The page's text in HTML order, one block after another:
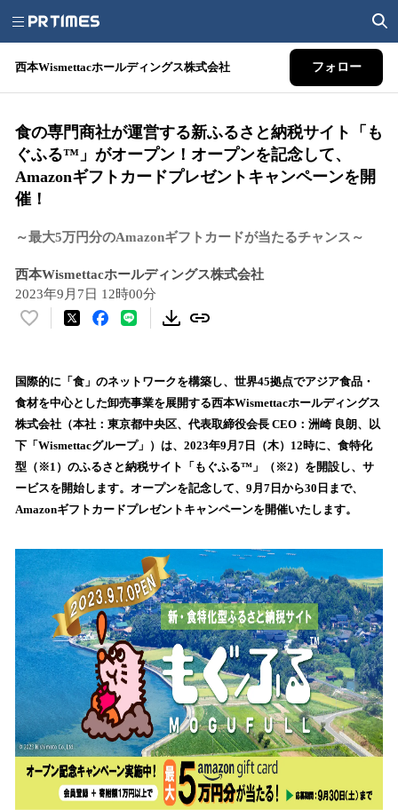
西本Wismettacホールディングス株式会社 フォロー
食の専門商社が運営する新ふるさと納税サイト「も
ぐふる™」がオープン！オープンを記念して、
Amazonギフトカードプレゼントキャンペーンを開
催！
～最大5万円分のAmazonギフトカードが当たるチャンス～
西本Wismettacホールディングス株式会社
2023年9月7日 12時00分
い
！
数
を
読
込
み
中
す
国際的に「食」のネットワークを構築し、世界45拠点でアジア食品・
食材を中心とした卸売事業を展開する西本Wismettacホールディングス
株式会社（本社：東京都中央区、代表取締役会長 CEO：洲崎 良朗、以
下「Wismettacグループ」）は、2023年9月7日（木）12時に、食特化
型（※1）のふるさと納税サイト「もぐふる™」（※2）を開設し、サ
ービスを開始します。オープンを記念して、9月7日から30日まで、
Amazonギフトカードプレゼントキャンペーンを開催いたします。